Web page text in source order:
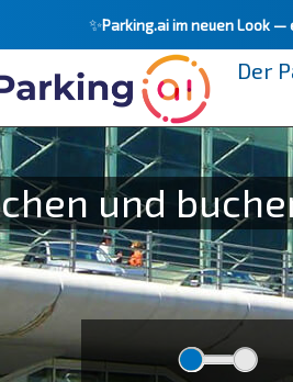
✨Parking.ai im neuen Look —
Der
und
: